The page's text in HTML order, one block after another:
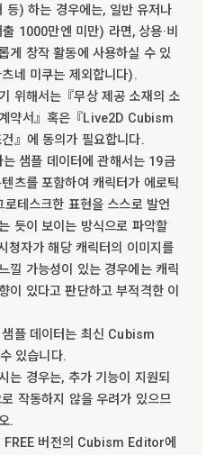
등) 하는 경우에는, 일반 유저나
1000만엔 미만) 라면, 상용·비
게 창작 활동에 사용하실 수 있
네 미쿠는 제외합니다).
위해서는『무상 제공 소재의 소
약서』혹은『Live2D Cubism
』에 동의가 필요합니다.
샘플 데이터에 관해서는 19금
츠를 포함하여 캐릭터가 에로틱
로테스크한 표현을 스스로 발언
듯이 보이는 방식으로 파악할
청자가 해당 캐릭터의 이미지를
낄 가능성이 있는 경우에는 캐릭
이 있다고 판단하고 부적격한 이
샘플 데이터는 최신 Cubism
있습니다.
는 경우는, 추가 기능이 지원되
작동하지 않을 우려가 있으므
.
FREE 버전의 Cubism Editor에